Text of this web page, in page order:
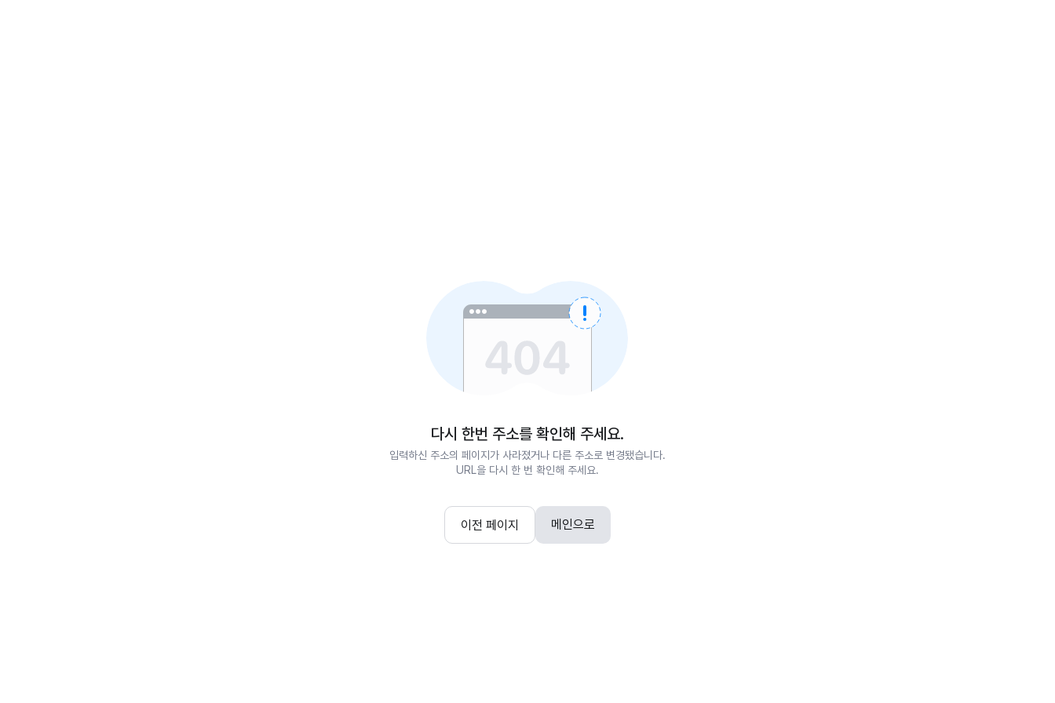
다시 한번 주소를 확인해 주세요.
입력하신 주소의 페이지가 사라졌거나 다른 주소로 변경됐습니다.
URL을 다시 한 번 확인해 주세요.
이전 페이지 메인으로